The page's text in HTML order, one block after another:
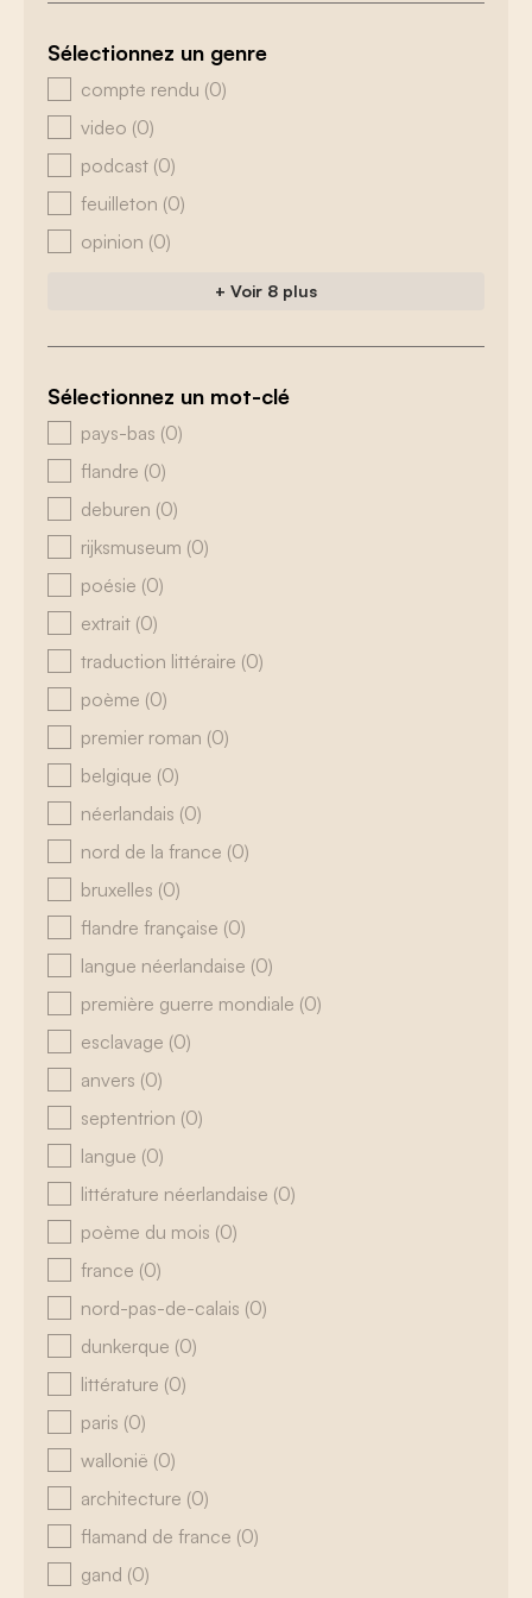
Sélectionnez un genre
zoeken - genre
compte rendu (0)
video (0)
podcast (0)
feuilleton (0)
opinion (0)
+ Voir 8 plus
Sélectionnez un mot-clé
zoeken - tags
pays-bas (0)
flandre (0)
deburen (0)
rijksmuseum (0)
poésie (0)
extrait (0)
traduction littéraire (0)
poème (0)
premier roman (0)
belgique (0)
néerlandais (0)
nord de la france (0)
bruxelles (0)
flandre française (0)
langue néerlandaise (0)
première guerre mondiale (0)
esclavage (0)
anvers (0)
septentrion (0)
langue (0)
littérature néerlandaise (0)
poème du mois (0)
france (0)
nord-pas-de-calais (0)
dunkerque (0)
littérature (0)
paris (0)
wallonië (0)
architecture (0)
flamand de france (0)
gand (0)